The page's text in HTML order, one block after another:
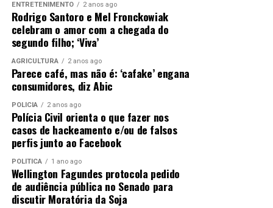
ENTRETENIMENTO 2 anos ago
Rodrigo Santoro e Mel Fronckowiak
celebram o amor com a chegada do
segundo filho; ‘Viva’
AGRICULTURA 2 anos ago
Parece café, mas não é: ‘cafake’ engana
consumidores, diz Abic
POLÍCIA 2 anos ago
Polícia Civil orienta o que fazer nos
casos de hackeamento e/ou de falsos
perfis junto ao Facebook
POLÍTICA 1 ano ago
Wellington Fagundes protocola pedido
de audiência pública no Senado para
discutir Moratória da Soja